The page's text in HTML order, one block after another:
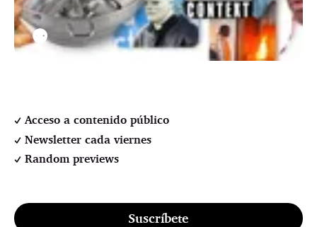
⚉
Acceso a contenido público
Newsletter cada viernes
Random previews
Suscríbete